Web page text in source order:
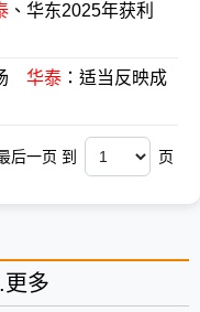
、华东2025年获利
华泰：适当反映成
后一页 到 页
更多